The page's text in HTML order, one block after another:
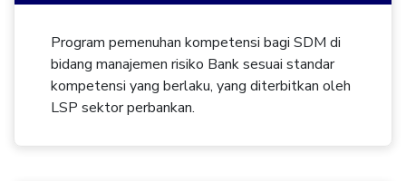
Program pemenuhan kompetensi bagi SDM di
bidang manajemen risiko Bank sesuai standar
kompetensi yang berlaku, yang diterbitkan oleh
LSP sektor perbankan.